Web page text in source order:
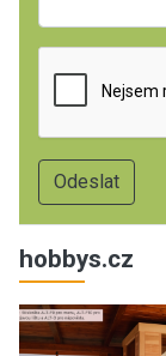
hobbys.cz